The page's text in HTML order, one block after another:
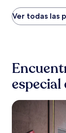
por
noche
encontrado
horas,
base
una
Ver todas las
Buscar